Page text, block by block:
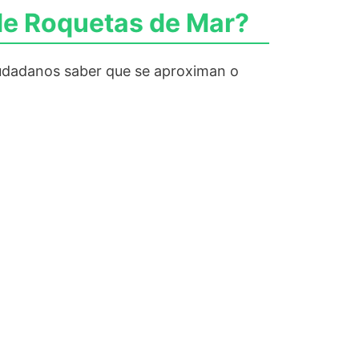
Roquetas de Mar?
saber que se aproximan o